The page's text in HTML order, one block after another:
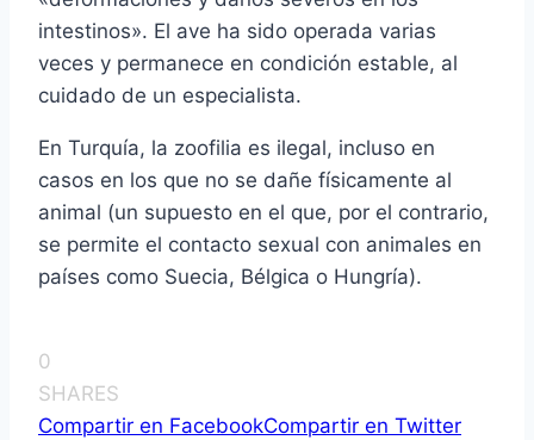
intestinos». El ave ha sido operada varias
veces y permanece en condición estable, al
cuidado de un especialista.
En Turquí­a, la zoofilia es ilegal, incluso en
casos en los que no se dañe fí­sicamente al
animal (un supuesto en el que, por el contrario,
se permite el contacto sexual con animales en
paí­ses como Suecia, Bélgica o Hungrí­a).
0
SHARES
Compartir en FacebookCompartir en Twitter